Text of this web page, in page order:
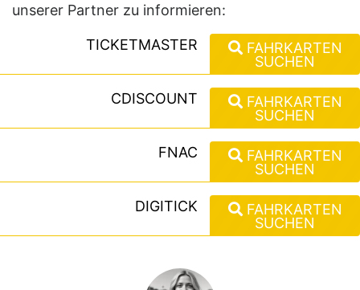
unserer Partner zu informieren:
TICKETMASTER
FAHRKARTEN
SUCHEN
CDISCOUNT
FAHRKARTEN
SUCHEN
FNAC
FAHRKARTEN
SUCHEN
DIGITICK
FAHRKARTEN
SUCHEN